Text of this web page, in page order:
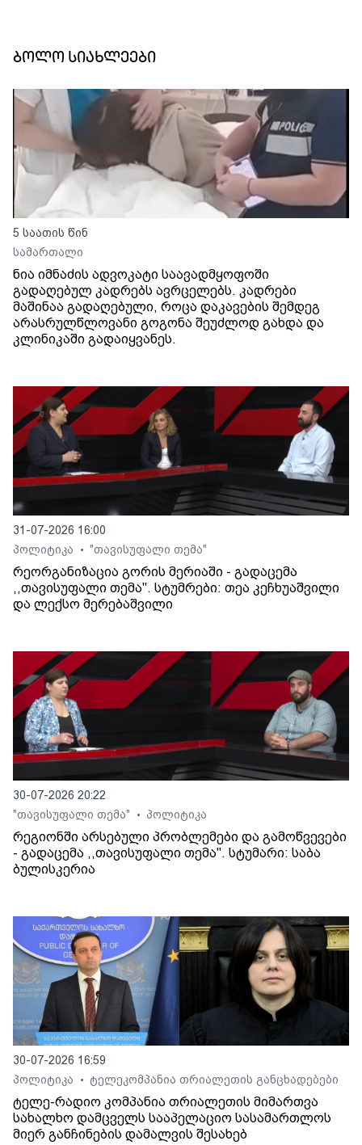
ბოლო სიახლეები
5 საათის წინ
სამართალი
ნია იმნაძის ადვოკატი საავადმყოფოში
გადაღებულ კადრებს ავრცელებს. კადრები
მაშინაა გადაღებული, როცა დაკავების შემდეგ
არასრულწლოვანი გოგონა შეუძლოდ გახდა და
კლინიკაში გადაიყვანეს.
31-07-2026 16:00
პოლიტიკა
• "თავისუფალი თემა"
რეორგანიზაცია გორის მერიაში - გადაცემა
,,თავისუფალი თემა". სტუმრები: თეა კეჩხუაშვილი
და ლექსო მერებაშვილი
30-07-2026 20:22
"თავისუფალი თემა"
• პოლიტიკა
რეგიონში არსებული პრობლემები და გამოწვევები
- გადაცემა ,,თავისუფალი თემა". სტუმარი: საბა
ბულისკერია
30-07-2026 16:59
პოლიტიკა
• ტელეკომპანია თრიალეთის განცხადებები
ტელე-რადიო კომპანია თრიალეთის მიმართვა
სახალხო დამცველს სააპელაციო სასამართლოს
მიერ განჩინების დამალვის შესახებ